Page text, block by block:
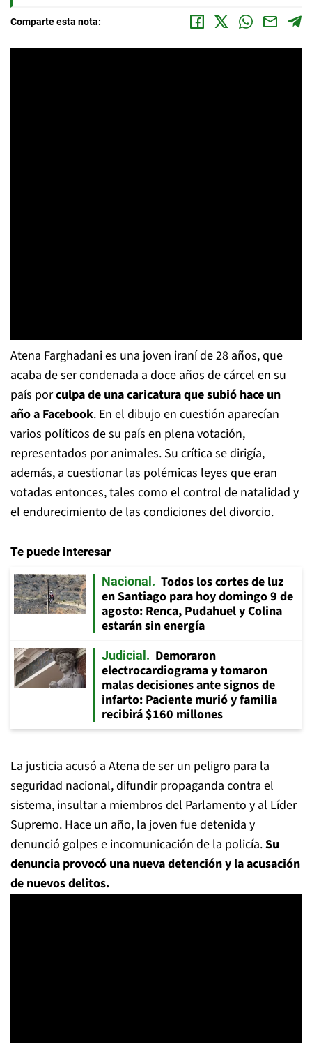
Comparte esta nota:
Atena Farghadani es una joven iraní de 28 años, que
acaba de ser condenada a doce años de cárcel en su
país porculpa de una caricatura que subió hace un
año a Facebook. En el dibujo en cuestión aparecían
varios políticos de su país en plena votación,
representados por animales. Su crítica se dirigía,
además, a cuestionar las polémicas leyes que eran
votadas entonces, tales como el control de natalidad y
el endurecimiento de las condiciones del divorcio.
Te puede interesar
Nacional
Todos los cortes de luz
en Santiago para hoy domingo 9 de
agosto: Renca, Pudahuel y Colina
estarán sin energía
Judicial
Demoraron
electrocardiograma y tomaron
malas decisiones ante signos de
infarto: Paciente murió y familia
recibirá $160 millones
La justicia acusó a Atena de ser un peligro para la
seguridad nacional, difundir propaganda contra el
sistema, insultar a miembros del Parlamento y al Líder
Supremo. Hace un año, la joven fue detenida y
denunció golpes e incomunicación de la policía.Su
denuncia provocó una nueva detención y la acusación
de nuevos delitos.